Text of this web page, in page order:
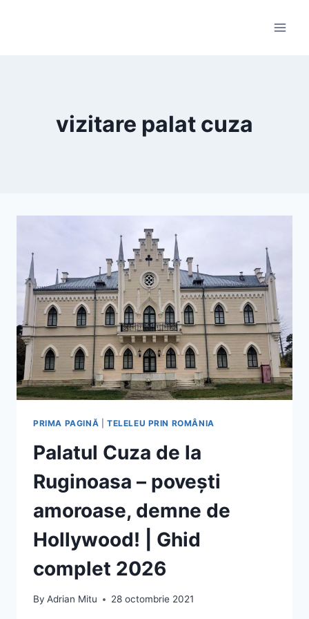
vizitare palat cuza
PRIMA PAGINĂ TELELEU PRIN ROMÂNIA
Palatul Cuza de la
Ruginoasa – povești
amoroase, demne de
Hollywood! | Ghid
complet 2026
By Adrian Mitu 28 octombrie 2021